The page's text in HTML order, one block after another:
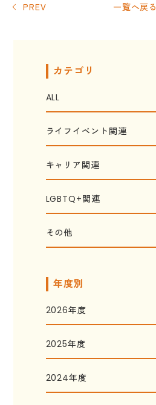
PREV 一覧へ戻る
カテゴリ
ALL
ライフイベント関連
キャリア関連
LGBTQ+関連
その他
年度別
2026年度
2025年度
2024年度